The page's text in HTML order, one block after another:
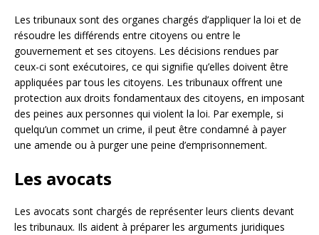
Les tribunaux sont des organes chargés d’appliquer la loi et de
résoudre les différends entre citoyens ou entre le
gouvernement et ses citoyens. Les décisions rendues par
ceux-ci sont exécutoires, ce qui signifie qu’elles doivent être
appliquées par tous les citoyens. Les tribunaux offrent une
protection aux droits fondamentaux des citoyens, en imposant
des peines aux personnes qui violent la loi. Par exemple, si
quelqu’un commet un crime, il peut être condamné à payer
une amende ou à purger une peine d’emprisonnement.
Les avocats
Les avocats sont chargés de représenter leurs clients devant
les tribunaux. Ils aident à préparer les arguments juridiques